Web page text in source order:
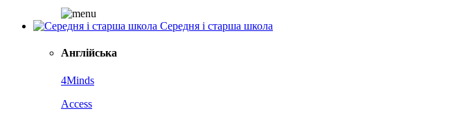
Середня і старша школа
Англійська
4Minds
Access